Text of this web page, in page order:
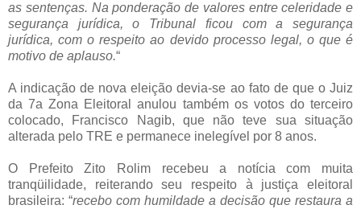
as sentenças. Na ponderação de valores entre celeridade e
segurança jurídica, o Tribunal ficou com a segurança
jurídica, com o respeito ao devido processo legal, o que é
motivo de aplauso.“
A indicação de nova eleição devia-se ao fato de que o Juiz
da 7a Zona Eleitoral anulou também os votos do terceiro
colocado, Francisco Nagib, que não teve sua situação
alterada pelo TRE e permanece inelegível por 8 anos.
O Prefeito Zito Rolim recebeu a notícia com muita
tranqüilidade, reiterando seu respeito à justiça eleitoral
brasileira: “recebo com humildade a decisão que restaura a